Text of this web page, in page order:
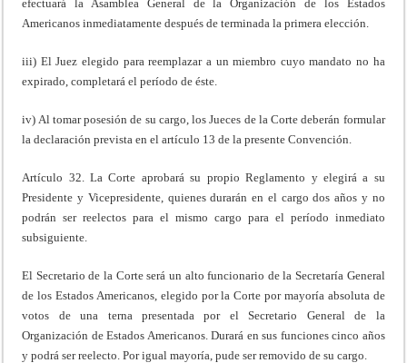
efectuará la Asamblea General de la Organización de los Estados
Americanos inmediatamente después de terminada la primera elección.
iii) El Juez elegido para reemplazar a un miembro cuyo mandato no ha
expirado, completará el período de éste.
iv) Al tomar posesión de su cargo, los Jueces de la Corte deberán formular
la declaración prevista en el artículo 13 de la presente Convención.
Artículo 32. La Corte aprobará su propio Reglamento y elegirá a su
Presidente y Vicepresidente, quienes durarán en el cargo dos años y no
podrán ser reelectos para el mismo cargo para el período inmediato
subsiguiente.
El Secretario de la Corte será un alto funcionario de la Secretaría General
de los Estados Americanos, elegido por la Corte por mayoría absoluta de
votos de una terna presentada por el Secretario General de la
Organización de Estados Americanos. Durará en sus funciones cinco años
y podrá ser reelecto. Por igual mayoría, pude ser removido de su cargo.